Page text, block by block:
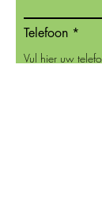
Telefoon